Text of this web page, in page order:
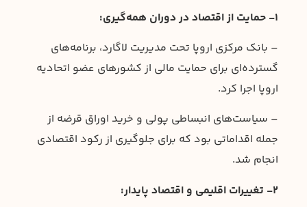
۱- حمایت از اقتصاد در دوران همه‌گیری:
– بانک مرکزی اروپا تحت مدیریت لاگارد، برنامه‌های
گسترده‌ای برای حمایت مالی از کشورهای عضو اتحادیه
اروپا اجرا کرد.
– سیاست‌های انبساطی پولی و خرید اوراق قرضه از
جمله اقداماتی بود که برای جلوگیری از رکود اقتصادی
انجام شد.
۲- تغییرات اقلیمی و اقتصاد پایدار: